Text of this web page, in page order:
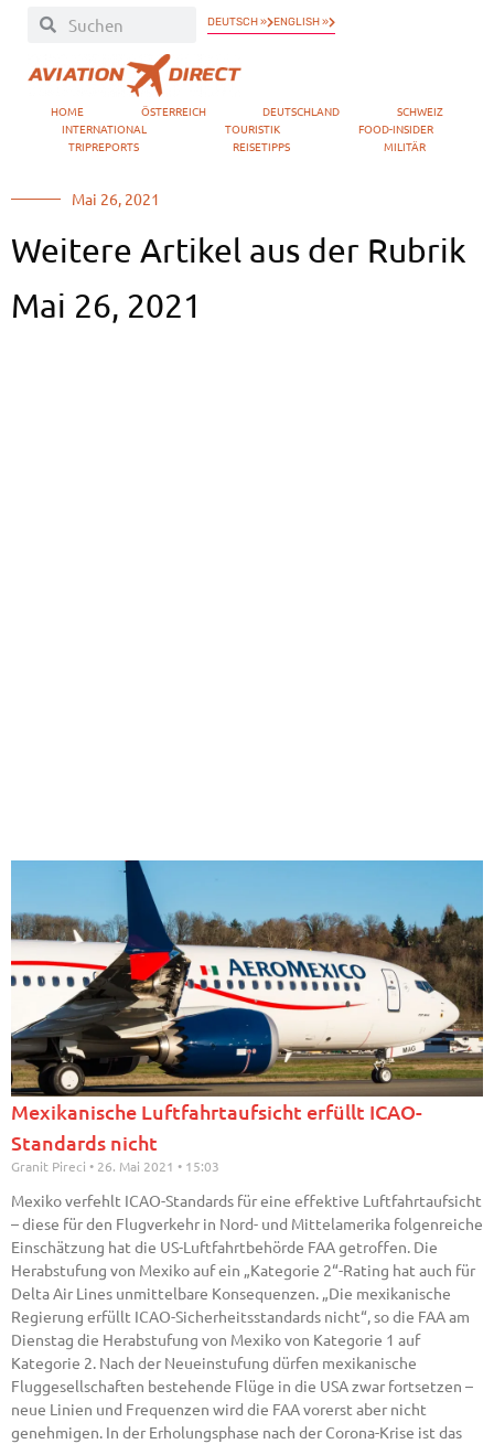
DEUTSCH » ENGLISH »
HOME ÖSTERREICH DEUTSCHLAND
SCHWEIZ
INTERNATIONAL
TOURISTIK
FOOD-INSIDER
TRIPREPORTS
REISETIPPS MILITÄR
Mai 26, 2021
Weitere Artikel aus der Rubrik
Mai 26, 2021
Mexikanische Luftfahrtaufsicht erfüllt ICAO-
Standards nicht
Granit Pireci 26. Mai 2021 15:03
Mexiko verfehlt ICAO-Standards für eine effektive Luftfahrtaufsicht
– diese für den Flugverkehr in Nord- und Mittelamerika folgenreiche
Einschätzung hat die US-Luftfahrtbehörde FAA getroffen. Die
Herabstufung von Mexiko auf ein „Kategorie 2“-Rating hat auch für
Delta Air Lines unmittelbare Konsequenzen. „Die mexikanische
Regierung erfüllt ICAO-Sicherheitsstandards nicht“, so die FAA am
Dienstag die Herabstufung von Mexiko von Kategorie 1 auf
Kategorie 2. Nach der Neueinstufung dürfen mexikanische
Fluggesellschaften bestehende Flüge in die USA zwar fortsetzen –
neue Linien und Frequenzen wird die FAA vorerst aber nicht
genehmigen. In der Erholungsphase nach der Corona-Krise ist das